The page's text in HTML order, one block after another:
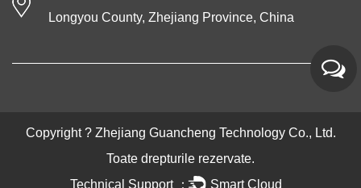
Longyou County, Zhejiang Province, China
Copyright ? Zhejiang Guancheng Technology Co., Ltd.
Toate drepturile rezervate.
Technical Support ： Smart Cloud